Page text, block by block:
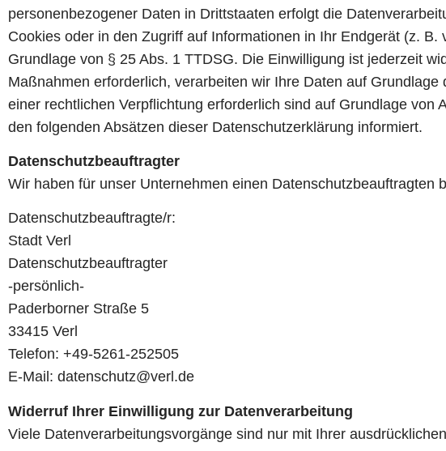
personenbezogener Daten in Drittstaaten erfolgt die
Cookies oder in den Zugriff auf Informationen in Ihr Endgerät (z.
Grundlage von § 25 Abs. 1 TTDSG. Die Einwilligung ist jederzeit
Maßnahmen erforderlich, verarbeiten wir Ihre Daten auf
einer rechtlichen Verpflichtung erforderlich sind auf Grundlage
den folgenden Absätzen dieser Datenschutzerklärung informiert.
Datenschutz­beauftragter
Wir haben für unser Unternehmen einen Datenschutzbeauftragten
Datenschutzbeauftragte/r:
Stadt Verl
Datenschutzbeauftragter
-persönlich-
Paderborner Straße 5
33415 Verl
Telefon: +49-5261-252505
E-Mail: datenschutz@verl.de
Widerruf Ihrer Einwilligung zur Datenverarbeitung
Viele Datenverarbeitungsvorgänge sind nur mit Ihrer